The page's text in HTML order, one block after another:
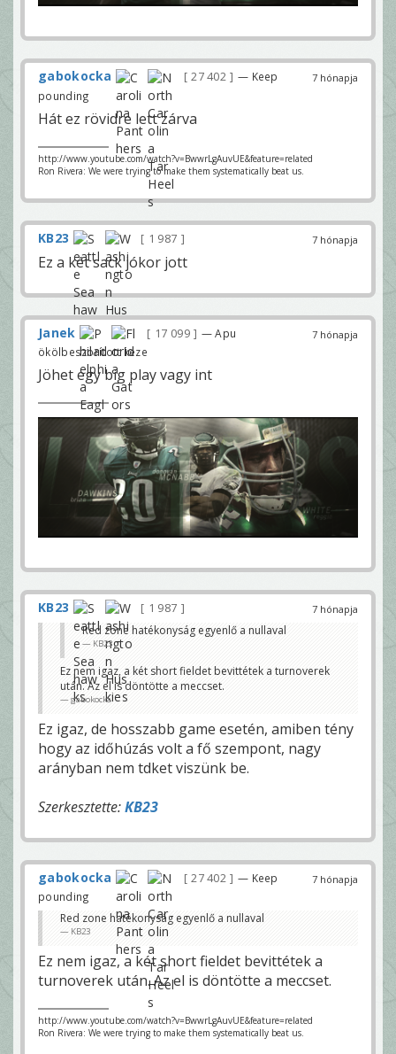
7 hónapja
gabokocka 27 402
— Keep
pounding
Hát ez rövidre lett zárva
http://www.youtube.com/watch?v=BwwrLgAuvUE&feature=related
Ron Rivera: We were trying to make them systematically beat us.
7 hónapja
KB23 1 987
Ez a két sack jókor jott
7 hónapja
Janek 17 099
— Apu
ökölbeszorított keze
Jöhet egy big play vagy int
7 hónapja
KB23
1 987
Red zone hatékonyság egyenlő a nullaval
KB23
Ez nem igaz, a két short fieldet bevittétek a turnoverek
után. Az el is döntötte a meccset.
gabokocka
Ez igaz, de hosszabb game esetén, amiben tény
hogy az időhúzás volt a fő szempont, nagy
arányban nem tdket viszünk be.
Szerkesztette:KB23
7 hónapja
gabokocka 27 402
— Keep
pounding
Red zone hatékonyság egyenlő a nullaval
KB23
Ez nem igaz, a két short fieldet bevittétek a
turnoverek után. Az el is döntötte a meccset.
http://www.youtube.com/watch?v=BwwrLgAuvUE&feature=related
Ron Rivera: We were trying to make them systematically beat us.